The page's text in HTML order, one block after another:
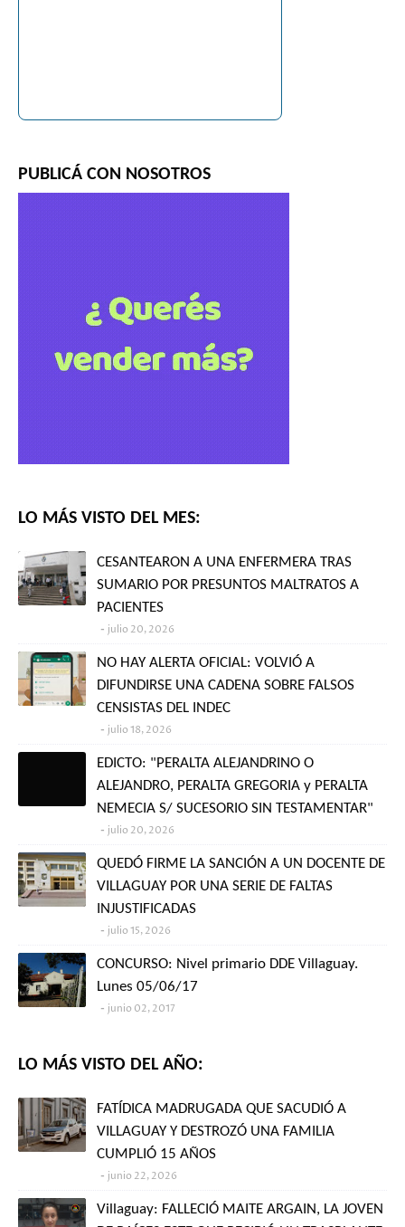
PUBLICÁ CON NOSOTROS
LO MÁS VISTO DEL MES:
CESANTEARON A UNA ENFERMERA TRAS
SUMARIO POR PRESUNTOS MALTRATOS A
PACIENTES
julio 20, 2026
NO HAY ALERTA OFICIAL: VOLVIÓ A
DIFUNDIRSE UNA CADENA SOBRE FALSOS
CENSISTAS DEL INDEC
julio 18, 2026
EDICTO: "PERALTA ALEJANDRINO O
ALEJANDRO, PERALTA GREGORIA y PERALTA
NEMECIA S/ SUCESORIO SIN TESTAMENTAR"
julio 20, 2026
QUEDÓ FIRME LA SANCIÓN A UN DOCENTE DE
VILLAGUAY POR UNA SERIE DE FALTAS
INJUSTIFICADAS
julio 15, 2026
CONCURSO: Nivel primario DDE Villaguay.
Lunes 05/06/17
junio 02, 2017
LO MÁS VISTO DEL AÑO:
FATÍDICA MADRUGADA QUE SACUDIÓ A
VILLAGUAY Y DESTROZÓ UNA FAMILIA
CUMPLIÓ 15 AÑOS
junio 22, 2026
Villaguay: FALLECIÓ MAITE ARGAIN, LA JOVEN